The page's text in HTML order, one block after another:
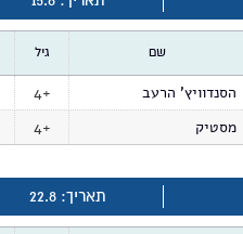
שם גיל
הסנדוויץ' הרעב 4+
מסטיק 4+
תאריך: 22.8